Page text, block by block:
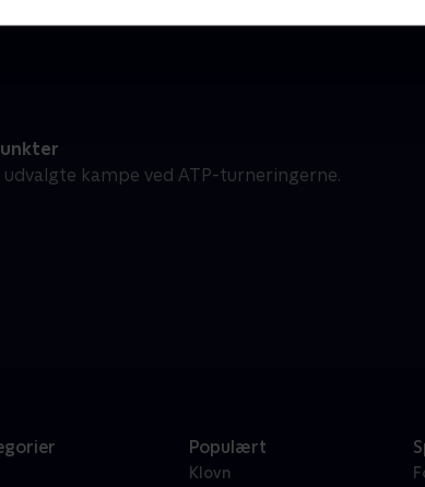
kampe ved ATP-turneringerne.
Populært
Klovn